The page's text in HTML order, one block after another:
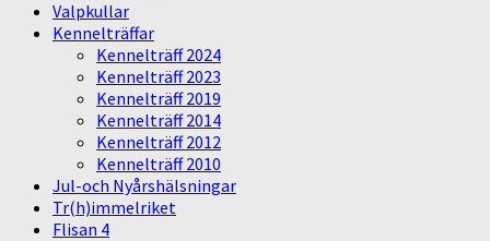
Valpkullar
Kennelträffar
Kennelträff 2024
Kennelträff 2023
Kennelträff 2019
Kennelträff 2014
Kennelträff 2012
Kennelträff 2010
Jul-och Nyårshälsningar
Tr(h)immelriket
Flisan 4